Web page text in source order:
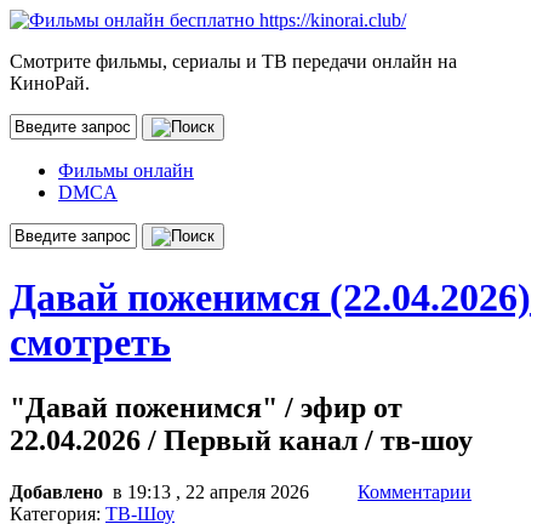
Смотрите фильмы, сериалы и ТВ передачи онлайн на
КиноРай.
Фильмы онлайн
DMCA
Давай поженимся (22.04.2026)
смотреть
"Давай поженимся" / эфир от
22.04.2026 / Первый канал / тв-шоу
Добавлено в 19:13 , 22 апреля 2026
Комментарии
Категория: ТВ-Шоу